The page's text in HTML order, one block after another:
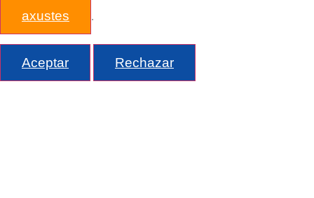
axustes .
Aceptar Rechazar